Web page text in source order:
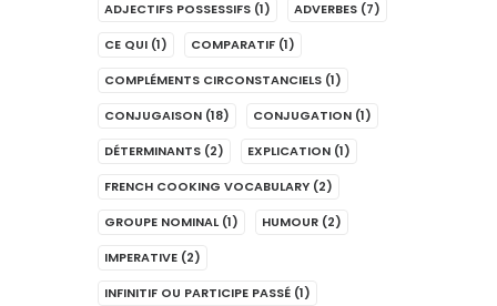
ADJECTIFS POSSESSIFS (1) ADVERBES (7)
CE QUI (1) COMPARATIF (1)
COMPLÉMENTS CIRCONSTANCIELS (1)
CONJUGAISON (18) CONJUGATION (1)
DÉTERMINANTS (2) EXPLICATION (1)
FRENCH COOKING VOCABULARY (2)
GROUPE NOMINAL (1) HUMOUR (2)
IMPERATIVE (2)
INFINITIF OU PARTICIPE PASSÉ (1)